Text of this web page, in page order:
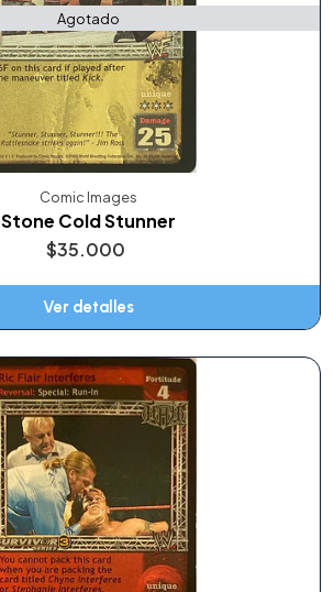
Agotado
Comic Images
Stone Cold Stunner
$35.000
Ver detalles